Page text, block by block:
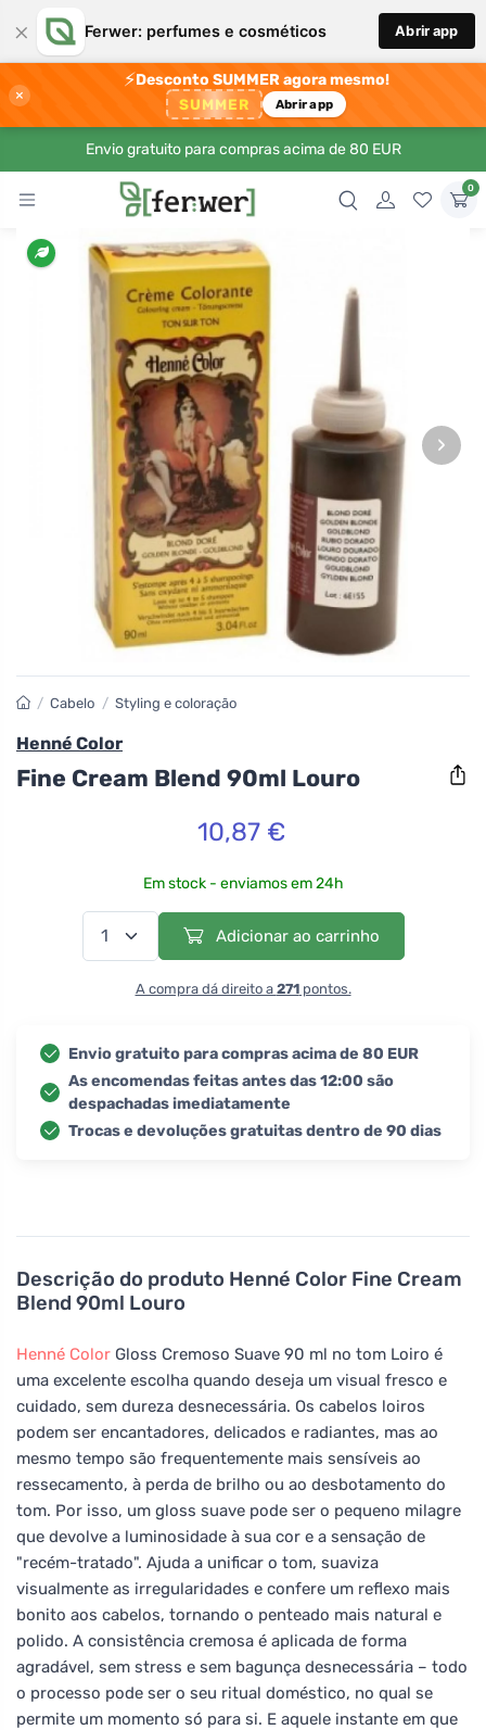
× Ferwer: perfumes e cosméticos Abrir app
×
⚡Desconto SUMMER agora mesmo!
SUMMER Abrir app
Envio gratuito para compras acima de 80 EUR
0
›
Descrição do produto Henné Color Fine Cream
Blend 90ml Louro
Henné Color Gloss Cremoso Suave 90 ml no tom Loiro é
uma excelente escolha quando deseja um visual fresco e
cuidado, sem dureza desnecessária. Os cabelos loiros
podem ser encantadores, delicados e radiantes, mas ao
mesmo tempo são frequentemente mais sensíveis ao
ressecamento, à perda de brilho ou ao desbotamento do
tom. Por isso, um gloss suave pode ser o pequeno milagre
que devolve a luminosidade à sua cor e a sensação de
"recém-tratado". Ajuda a unificar o tom, suaviza
visualmente as irregularidades e confere um reflexo mais
bonito aos cabelos, tornando o penteado mais natural e
polido. A consistência cremosa é aplicada de forma
agradável, sem stress e sem bagunça desnecessária – todo
o processo pode ser o seu ritual doméstico, no qual se
permite um momento só para si. E aquele instante em que
/ Cabelo / Styling e coloração
Henné Color
Fine Cream Blend 90ml Louro
10,87 €
Em stock - enviamos em 24h
Adicionar ao carrinho
A compra dá direito a 271pontos.
Envio gratuito para compras acima de 80 EUR
As encomendas feitas antes das 12:00 são
despachadas imediatamente
Trocas e devoluções gratuitas dentro de 90 dias